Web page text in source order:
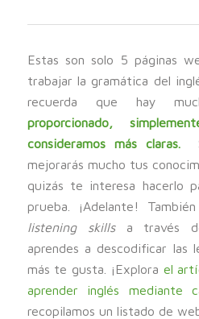
Estas son solo 5 páginas
trabajar la gramática del
recuerda que hay
proporcionado,
consideramos más claras.Si
mejorarás mucho tus
quizás te interesa hacerlo
prueba. ¡Adelante!
listening skillsa través de
aprendes a descodificar las
más te gusta. ¡Explora el
aprender inglés mediante
recopilamos un listado de